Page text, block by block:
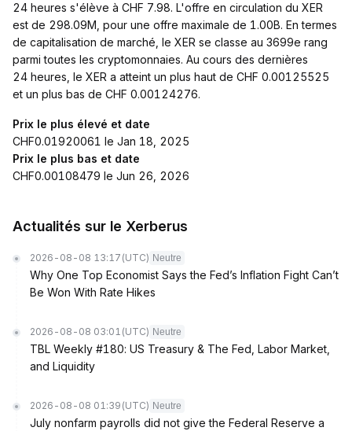
24 heures s'élève à CHF 7.98. L'offre en circulation du XER
est de 298.09M, pour une offre maximale de 1.00B. En termes
de capitalisation de marché, le XER se classe au 3699e rang
parmi toutes les cryptomonnaies. Au cours des dernières
24 heures, le XER a atteint un plus haut de CHF 0.00125525
et un plus bas de CHF 0.00124276.
Prix le plus élevé et date
CHF0.01920061 le Jan 18, 2025
Prix le plus bas et date
CHF0.00108479 le Jun 26, 2026
Actualités sur le Xerberus
2026-08-08 13:17 (UTC) Neutre
Why One Top Economist Says the Fed’s Inflation Fight Can’t
Be Won With Rate Hikes
2026-08-08 03:01 (UTC) Neutre
TBL Weekly #180: US Treasury & The Fed, Labor Market,
and Liquidity
2026-08-08 01:39 (UTC) Neutre
July nonfarm payrolls did not give the Federal Reserve a